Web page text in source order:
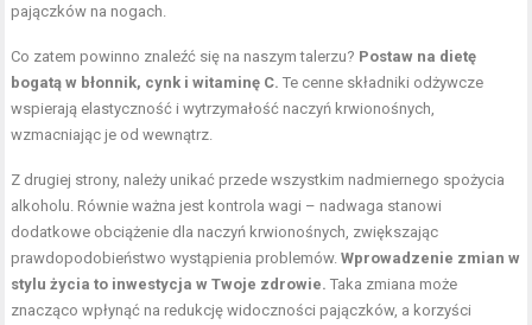
pajączków na nogach.
Co zatem powinno znaleźć się na naszym talerzu? Postaw na dietę
bogatą w błonnik, cynk i witaminę C. Te cenne składniki odżywcze
wspierają elastyczność i wytrzymałość naczyń krwionośnych,
wzmacniając je od wewnątrz.
Z drugiej strony, należy unikać przede wszystkim nadmiernego spożycia
alkoholu. Równie ważna jest kontrola wagi – nadwaga stanowi
dodatkowe obciążenie dla naczyń krwionośnych, zwiększając
prawdopodobieństwo wystąpienia problemów.Wprowadzenie zmian w
stylu życia to inwestycja w Twoje zdrowie. Taka zmiana może
znacząco wpłynąć na redukcję widoczności pajączków, a korzyści